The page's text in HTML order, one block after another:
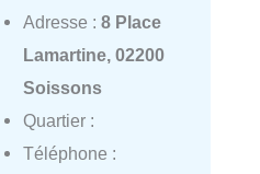
Adresse : 8 Place
Lamartine, 02200
Soissons
Quartier :
Téléphone :